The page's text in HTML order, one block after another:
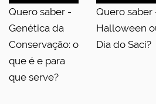
Quero saber -
Genética da
Conservação: o
que é e para
que serve?
Quero saber
Halloween
Dia do Saci?